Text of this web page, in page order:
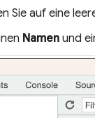
Sie auf eine
Namen und